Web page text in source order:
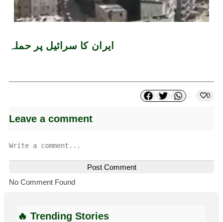
ایران کا سرائیل پر حملہ
0
Leave a comment
Post Comment
No Comment Found
🔥 Trending Stories